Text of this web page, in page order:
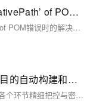
关于引入maven项目后出现‘parent.relativePath’ of POM错误时的解决方法
关于引入maven项目后出现‘parent.relativePath’ of POM错误时的解决方法
结合Jenkins与Tomcat，实施Maven项目的自动构建和部署流程。
任何项目构建和部署的自动化流程，总离不开对各个环节精细把控与密切配合。涉及到源代码管理、构建工具、持续集成服务器以及最终的运行时环境的协调。通过上述简洁实用的步骤，可以实现Maven项目从源代码到运行状态的无缝过渡，进而提升软件开发的效率与质量。